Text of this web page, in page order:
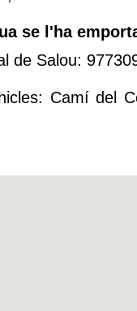
se l'ha
de Salou:
Camí del